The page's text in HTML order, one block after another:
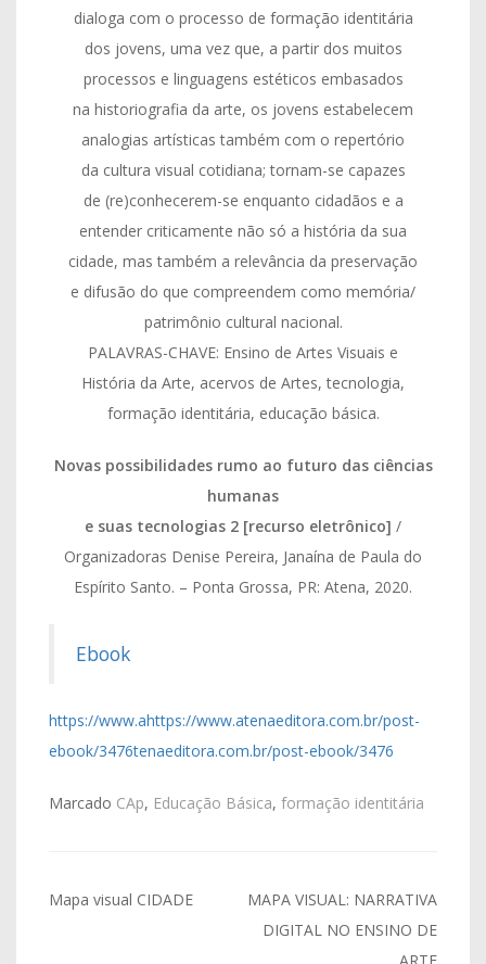
dialoga com o processo de formação identitária
dos jovens, uma vez que, a partir dos muitos
processos e linguagens estéticos embasados
na historiografia da arte, os jovens estabelecem
analogias artísticas também com o repertório
da cultura visual cotidiana; tornam-se capazes
de (re)conhecerem-se enquanto cidadãos e a
entender criticamente não só a história da sua
cidade, mas também a relevância da preservação
e difusão do que compreendem como memória/
patrimônio cultural nacional.
PALAVRAS-CHAVE: Ensino de Artes Visuais e
História da Arte, acervos de Artes, tecnologia,
formação identitária, educação básica.
Novas possibilidades rumo ao futuro das ciências
humanas
e suas tecnologias 2 [recurso eletrônico] /
Organizadoras Denise Pereira, Janaína de Paula do
Espírito Santo. – Ponta Grossa, PR: Atena, 2020.
Ebook
https://www.ahttps://www.atenaeditora.com.br/post-
ebook/3476tenaeditora.com.br/post-ebook/3476
Marcado CAp, Educação Básica, formação identitária
Navegação
Mapa visual CIDADE
MAPA VISUAL: NARRATIVA
DIGITAL NO ENSINO DE